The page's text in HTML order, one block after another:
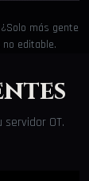
más gente
editable.
OT.